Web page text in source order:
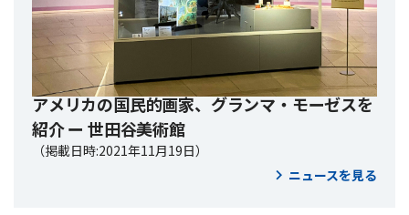
アメリカの国民的画家、グランマ・モーゼスを
紹介 ー 世田谷美術館
（掲載日時:2021年11月19日）
ニュースを見る